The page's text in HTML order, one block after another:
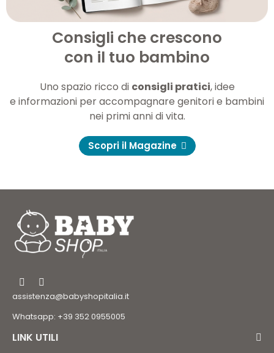
Consigli che crescono
con il tuo bambino
Uno spazio ricco di consigli pratici, idee
e informazioni per accompagnare genitori e bambini
nei primi anni di vita.
Scopri il Magazine
assistenza@babyshopitalia.it
Whatsapp: +39 352 0955005
LINK UTILI